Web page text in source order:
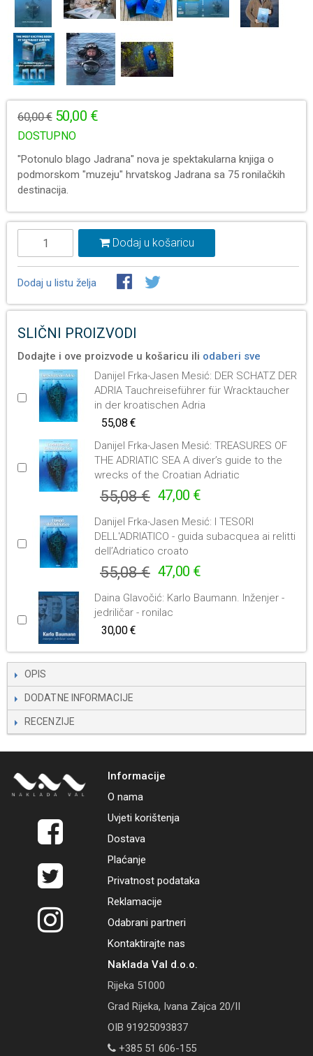
60,00 € 50,00 €
DOSTUPNO
"Potonulo blago Jadrana" nova je spektakularna knjiga o
podmorskom "muzeju" hrvatskog Jadrana sa 75 ronilačkih
destinacija.
Dodaj u košaricu
Dodaj u listu želja
SLIČNI PROIZVODI
Dodajte i ove proizvode u košaricu ili odaberi sve
Danijel Frka-Jasen Mesić: DER SCHATZ DER
ADRIA Tauchreiseführer für Wracktaucher
in der kroatischen Adria
55,08 €
Danijel Frka-Jasen Mesić: TREASURES OF
THE ADRIATIC SEA A diver’s guide to the
wrecks of the Croatian Adriatic
55,08 € 47,00 €
Danijel Frka-Jasen Mesić: I TESORI
DELL'ADRIATICO - guida subacquea ai relitti
dell’Adriatico croato
55,08 € 47,00 €
Daina Glavočić: Karlo Baumann. Inženjer -
jedriličar - ronilac
30,00 €
OPIS
DODATNE INFORMACIJE
RECENZIJE
Informacije
O nama
Uvjeti korištenja
Dostava
Plaćanje
Privatnost podataka
Reklamacije
Odabrani partneri
Kontaktirajte nas
Naklada Val d.o.o.
Rijeka 51000
Grad Rijeka, Ivana Zajca 20/II
OIB 91925093837
+385 51 606-155